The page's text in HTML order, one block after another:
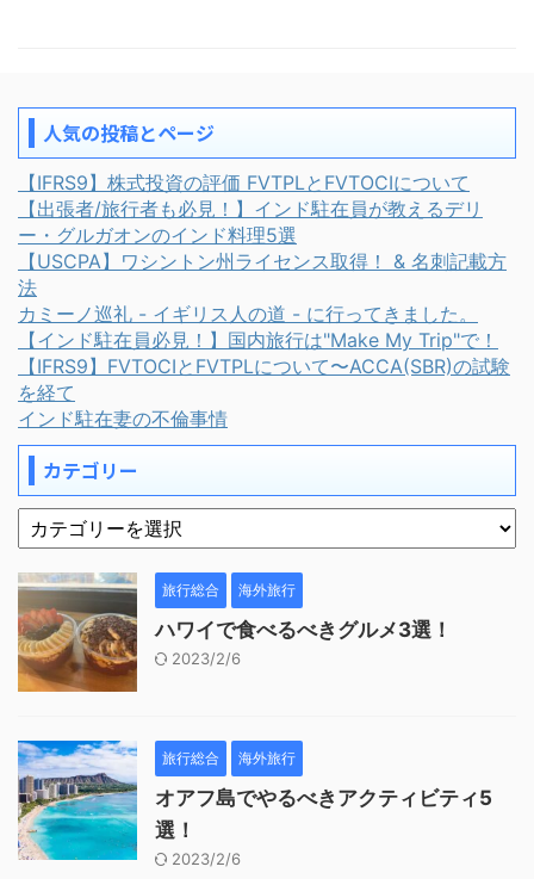
人気の投稿とページ
【IFRS9】株式投資の評価 FVTPLとFVTOCIについて
【出張者/旅行者も必見！】インド駐在員が教えるデリ
ー・グルガオンのインド料理5選
【USCPA】ワシントン州ライセンス取得！ & 名刺記載方
法
カミーノ巡礼 - イギリス人の道 - に行ってきました。
【インド駐在員必見！】国内旅行は"Make My Trip"で！
【IFRS9】FVTOCIとFVTPLについて〜ACCA(SBR)の試験
を経て
インド駐在妻の不倫事情
カテゴリー
旅行総合 海外旅行
ハワイで食べるべきグルメ3選！
2023/2/6
旅行総合 海外旅行
オアフ島でやるべきアクティビティ5
選！
2023/2/6